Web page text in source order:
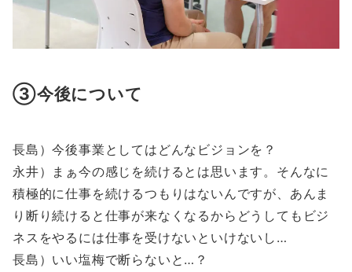
③今後について
長島）今後事業としてはどんなビジョンを？
永井）まぁ今の感じを続けるとは思います。そんなに
積極的に仕事を続けるつもりはないんですが、あんま
り断り続けると仕事が来なくなるからどうしてもビジ
ネスをやるには仕事を受けないといけないし…
長島）いい塩梅で断らないと…？